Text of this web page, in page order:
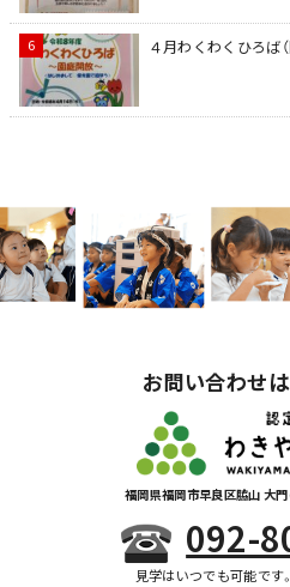
４月わくわくひろば
お問い合わせ
福岡県福岡市早良区脇山 大
092-
見学はいつでも可能です